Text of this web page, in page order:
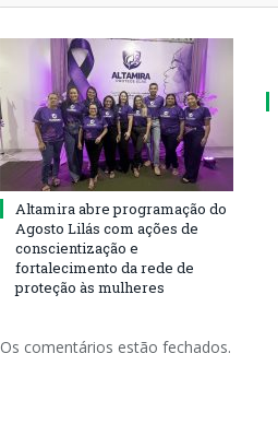
Altamira abre programação do
Agosto Lilás com ações de
conscientização e
fortalecimento da rede de
proteção às mulheres
Os comentários estão fechados.